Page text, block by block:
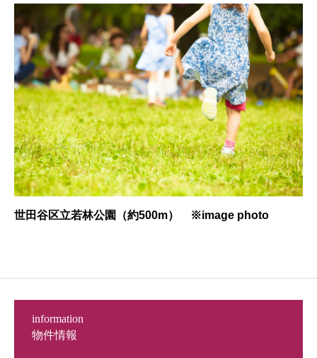
世田谷区立若林公園（約500m） ※image photo
物件情報
information